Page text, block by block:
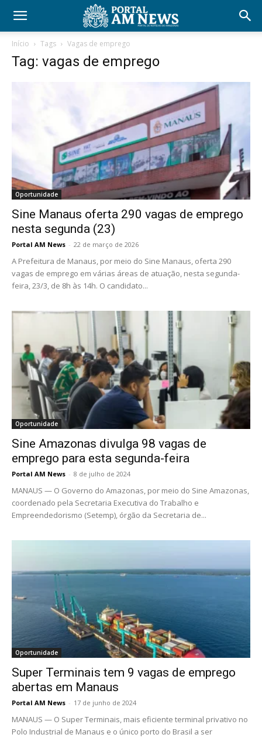
Início Tags Vagas de emprego
Tag: vagas de emprego
Oportunidade
Sine Manaus oferta 290 vagas de emprego
nesta segunda (23)
Portal AM News - 22 de março de 2026
A Prefeitura de Manaus, por meio do Sine Manaus, oferta 290
vagas de emprego em várias áreas de atuação, nesta segunda-
feira, 23/3, de 8h às 14h. O candidato...
Oportunidade
Sine Amazonas divulga 98 vagas de
emprego para esta segunda-feira
Portal AM News - 8 de julho de 2024
MANAUS — O Governo do Amazonas, por meio do Sine Amazonas,
coordenado pela Secretaria Executiva do Trabalho e
Empreendedorismo (Setemp), órgão da Secretaria de...
Oportunidade
Super Terminais tem 9 vagas de emprego
abertas em Manaus
Portal AM News - 17 de junho de 2024
MANAUS — O Super Terminais, mais eficiente terminal privativo no
Polo Industrial de Manaus e o único porto do Brasil a ser